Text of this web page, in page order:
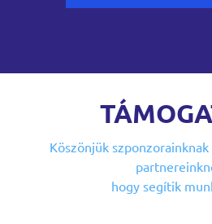
Köszönjük szponzorainknak
hogy segítik